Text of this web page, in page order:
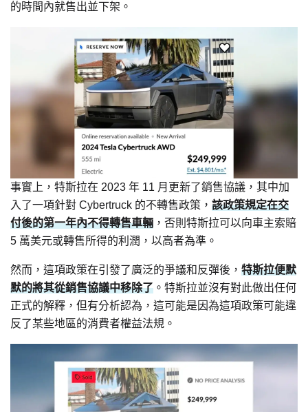
的時間內就售出並下架。
事實上，特斯拉在 2023 年 11 月更新了銷售協議，其中加
入了一項針對 Cybertruck 的不轉售政策， 該政策規定在交
付後的第一年內不得轉售車輛 ，否則特斯拉可以向車主索賠
5 萬美元或轉售所得的利潤，以高者為準。
然而，這項政策在引發了廣泛的爭議和反彈後， 特斯拉便默
默的將其從銷售協議中移除了 。特斯拉並沒有對此做出任何
正式的解釋，但有分析認為，這可能是因為這項政策可能違
反了某些地區的消費者權益法規。